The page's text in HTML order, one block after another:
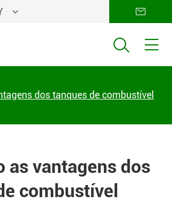

 
dos tanques de combustível
as vantagens dos
combustível